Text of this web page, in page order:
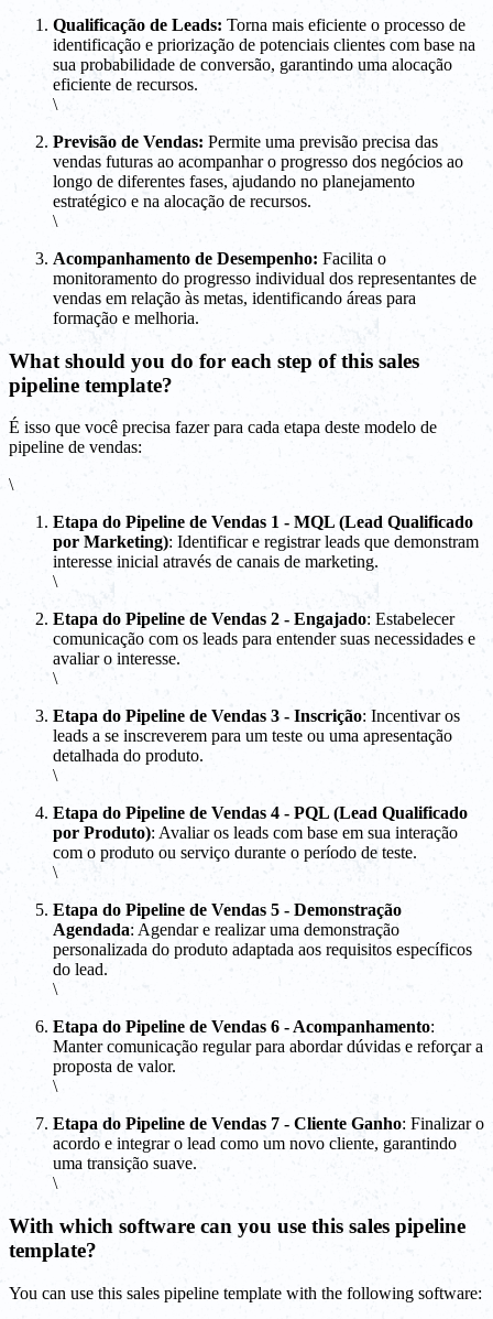
Qualificação de Leads: Torna mais eficiente o processo de
identificação e priorização de potenciais clientes com base na
sua probabilidade de conversão, garantindo uma alocação
eficiente de recursos.
\
Previsão de Vendas: Permite uma previsão precisa das
vendas futuras ao acompanhar o progresso dos negócios ao
longo de diferentes fases, ajudando no planejamento
estratégico e na alocação de recursos.
\
Acompanhamento de Desempenho: Facilita o
monitoramento do progresso individual dos representantes de
vendas em relação às metas, identificando áreas para
formação e melhoria.
What should you do for each step of this sales
pipeline template?
É isso que você precisa fazer para cada etapa deste modelo de
pipeline de vendas:
\
Etapa do Pipeline de Vendas 1 - MQL (Lead Qualificado
por Marketing): Identificar e registrar leads que demonstram
interesse inicial através de canais de marketing.
\
Etapa do Pipeline de Vendas 2 - Engajado: Estabelecer
comunicação com os leads para entender suas necessidades e
avaliar o interesse.
\
Etapa do Pipeline de Vendas 3 - Inscrição: Incentivar os
leads a se inscreverem para um teste ou uma apresentação
detalhada do produto.
\
Etapa do Pipeline de Vendas 4 - PQL (Lead Qualificado
por Produto): Avaliar os leads com base em sua interação
com o produto ou serviço durante o período de teste.
\
Etapa do Pipeline de Vendas 5 - Demonstração
Agendada: Agendar e realizar uma demonstração
personalizada do produto adaptada aos requisitos específicos
do lead.
\
Etapa do Pipeline de Vendas 6 - Acompanhamento:
Manter comunicação regular para abordar dúvidas e reforçar a
proposta de valor.
\
Etapa do Pipeline de Vendas 7 - Cliente Ganho: Finalizar o
acordo e integrar o lead como um novo cliente, garantindo
uma transição suave.
\
With which software can you use this sales pipeline
template?
You can use this sales pipeline template with the following software: